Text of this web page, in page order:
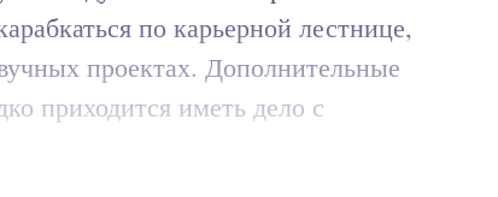
по карьерной лестнице,
проектах. Дополнительные
приходится иметь дело с